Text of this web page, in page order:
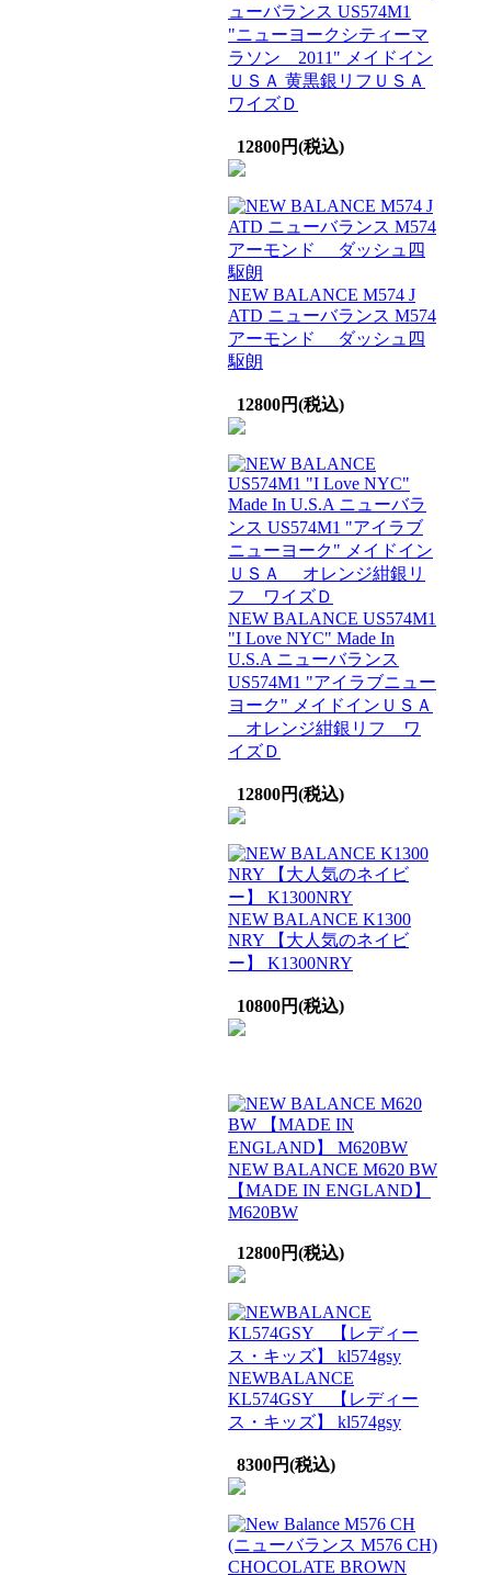
ューバランス US574M1
"ニューヨークシティーマ
ラソン 2011" メイドイン
ＵＳＡ 黄黒銀リフＵＳＡ
ワイズＤ
12800円(税込)
NEW BALANCE M574 J
ATD ニューバランス M574
アーモンド ダッシュ四
駆朗
12800円(税込)
NEW BALANCE US574M1
"I Love NYC" Made In
U.S.A ニューバランス
US574M1 "アイラブニュー
ヨーク" メイドインＵＳＡ
オレンジ紺銀リフ ワ
イズＤ
12800円(税込)
NEW BALANCE K1300
NRY 【大人気のネイビ
ー】 K1300NRY
10800円(税込)
NEW BALANCE M620 BW
【MADE IN ENGLAND】
M620BW
12800円(税込)
NEWBALANCE
KL574GSY 【レディー
ス・キッズ】 kl574gsy
8300円(税込)